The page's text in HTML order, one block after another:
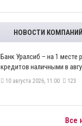
НОВОСТИ КОМПАНИЙ
Банк Уралсиб – на 1 месте
кредитов наличными в
10 августа 2026, 11:00 123
Все